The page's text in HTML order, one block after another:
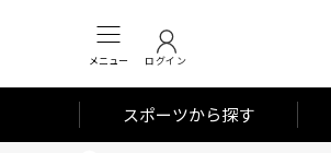
メニュー ログイン
スポーツから探す